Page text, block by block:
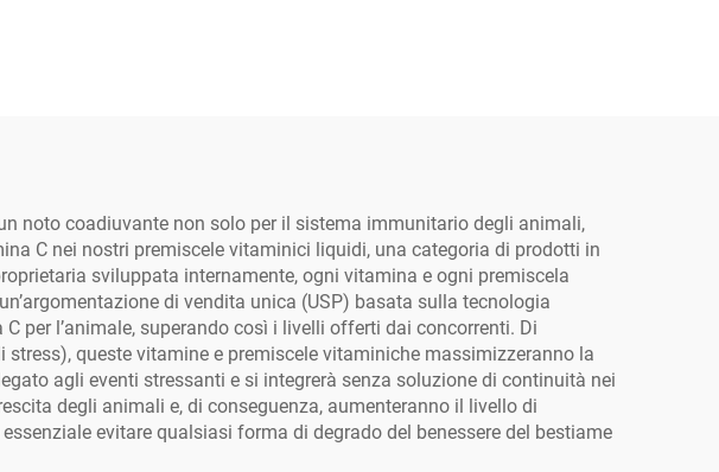
di stress, per la
dell'epatopatia
grassa, epatite,
epatoreneali
ecc.
noto coadiuvante non solo per il sistema immunitario degli animali,
C nei nostri premiscele vitaminici liquidi, una categoria di prodotti in
sviluppata internamente, ogni vitamina e ogni premiscela
di vendita unica (USP) basata sulla tecnologia
per l’animale, superando così i livelli offerti dai concorrenti. Di
queste vitamine e premiscele vitaminiche massimizzeranno la
agli eventi stressanti e si integrerà senza soluzione di continuità nei
degli animali e, di conseguenza, aumenteranno il livello di
evitare qualsiasi forma di degrado del benessere del bestiame